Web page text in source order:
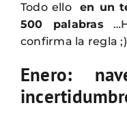
Todo elloen un
500 palabras
confirma la regla ;)
Enero: